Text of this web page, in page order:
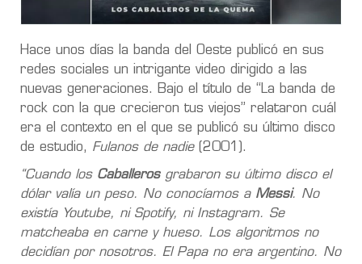
Hace unos días la banda del Oeste publicó en sus
redes sociales un intrigante video dirigido a las
nuevas generaciones. Bajo el título de “La banda de
rock con la que crecieron tus viejos” relataron cuál
era el contexto en el que se publicó su último disco
de estudio, Fulanos de nadie(2001).
“Cuando los Caballerosgrabaron su último disco el
dólar valía un peso. No conocíamos a Messi. No
existía Youtube, ni Spotify, ni Instagram. Se
matcheaba en carne y hueso. Los algoritmos no
decidían por nosotros. El Papa no era argentino. No